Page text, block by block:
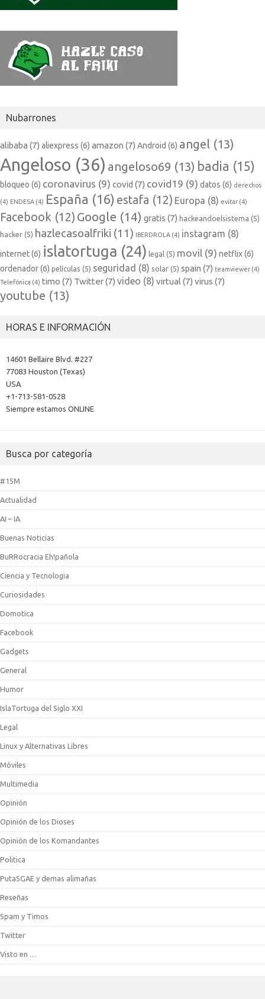
Nubarrones
alibaba (7) aliexpress (6) amazon (7) Android (6) angel (13)
Angeloso (36) angeloso69 (13) badia (15)
bloqueo (6) coronavirus (9) covid (7) covid19 (9) datos (6) derechos
(4) ENDESA (4) España (16) estafa (12) Europa (8) evitar (4)
Facebook (12) Google (14) gratis (7) hackeandoelsistema (5)
hacker (5) hazlecasoalfriki (11) IBERDROLA (4) instagram (8)
internet(6) islatortuga (24) legal (5) movil (9) netflix(6)
ordenador(6) películas (5) seguridad (8) solar (5) spain (7) teamviewer (4)
Telefónica (4) timo (7) Twitter(7) video (8) virtual (7) virus (7)
youtube (13)
HORAS E INFORMACIÓN
14601 Bellaire Blvd. #227
77083 Houston (Texas)
USA
+1-713-581-0528
Siempre estamos ONLINE
Busca por categoría
#15M
Actualidad
AI – IA
Buenas Noticias
BuRRocracia Eh!pañola
Ciencia y Tecnologia
Curiosidades
Domotica
Facebook
Gadgets
General
Humor
IslaTortuga del Siglo XXI
Legal
Linux y Alternativas Libres
Móviles
Multimedia
Opinión
Opinión de los Dioses
Opinión de los Komandantes
Politica
PutaSGAE y demas alimañas
Reseñas
Spam y Timos
Twitter
Visto en …